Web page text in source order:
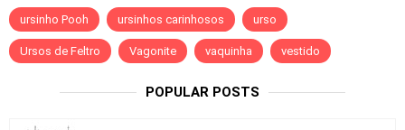
ursinho Pooh ursinhos carinhosos urso
Ursos de Feltro Vagonite vaquinha vestido
POPULAR POSTS